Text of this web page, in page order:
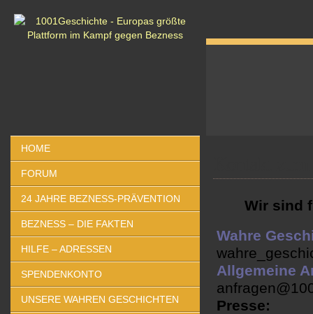
HOME
FORUM
24 JAHRE BEZNESS-PRÄVENTION
BEZNESS – DIE FAKTEN
HILFE – ADRESSEN
SPENDENKONTO
UNSERE WAHREN GESCHICHTEN
Wir sind
Wahre
Allgemeine
Presse: